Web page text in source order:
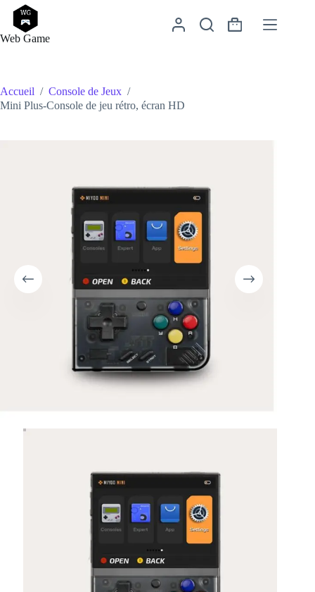
Passer
contenu
Web Game
Panier
Accueil / Console de Jeux /
Mini Plus-Console de jeu rétro, écran HD